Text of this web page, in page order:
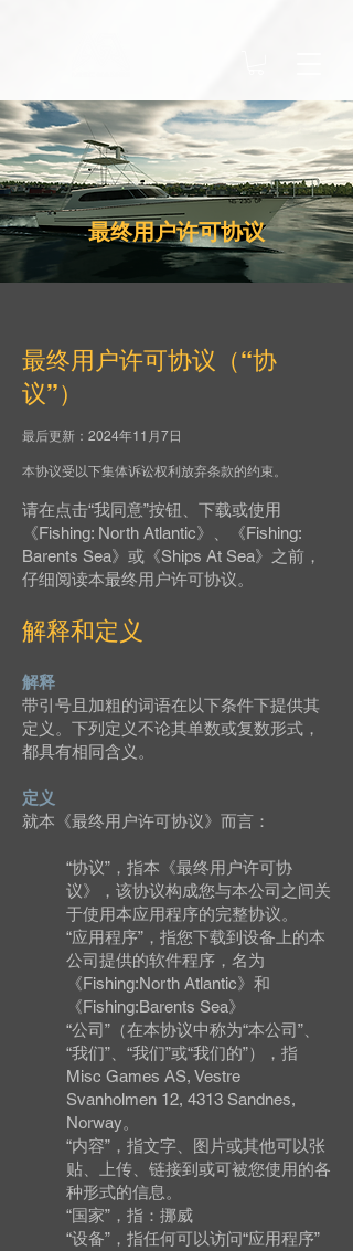
最终用户许可协议
最终用户许可协议（“协
议”）
最后更新：2024年11月7日
本协议受以下集体诉讼权利放弃条款的约束。
请在点击“我同意”按钮、下载或使用
《Fishing: North Atlantic》、《Fishing:
Barents Sea》或《Ships At Sea》之前，
仔细阅读本最终用户许可协议。
解释和定义
解释
带引号且加粗的词语在以下条件下提供其
定义。下列定义不论其单数或复数形式，
都具有相同含义。
定义
就本《最终用户许可协议》而言：
“协议”，指本《最终用户许可协
议》，该协议构成您与本公司之间关
于使用本应用程序的完整协议。
“应用程序”，指您下载到设备上的本
公司提供的软件程序，名为
《Fishing:North Atlantic》和
《Fishing:Barents Sea》
“公司”（在本协议中称为“本公司”、
“我们”、“我们”或“我们的”），指
Misc Games AS, Vestre
Svanholmen 12, 4313 Sandnes,
Norway。
“内容”，指文字、图片或其他可以张
贴、上传、链接到或可被您使用的各
种形式的信息。
“国家”，指：挪威
“设备”，指任何可以访问“应用程序”